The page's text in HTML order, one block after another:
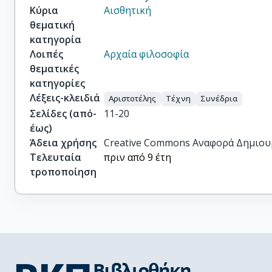
Κύρια
θεματική
κατηγορία
Αισθητική
Λοιπές
θεματικές
κατηγορίες
Αρχαία φιλοσοφία
Λέξεις-κλειδιά Αριστοτέλης Τέχνη Συνέδρια
Σελίδες (από-
έως)
11-20
Άδεια χρήσης Creative Commons Αναφορά
Τελευταία
τροποποίηση
πριν από 9 έτη